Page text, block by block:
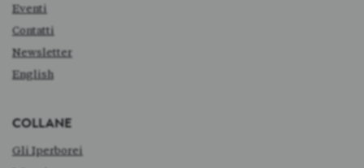
Eventi
Contatti
Newsletter
English
COLLANE
Gli Iperborei